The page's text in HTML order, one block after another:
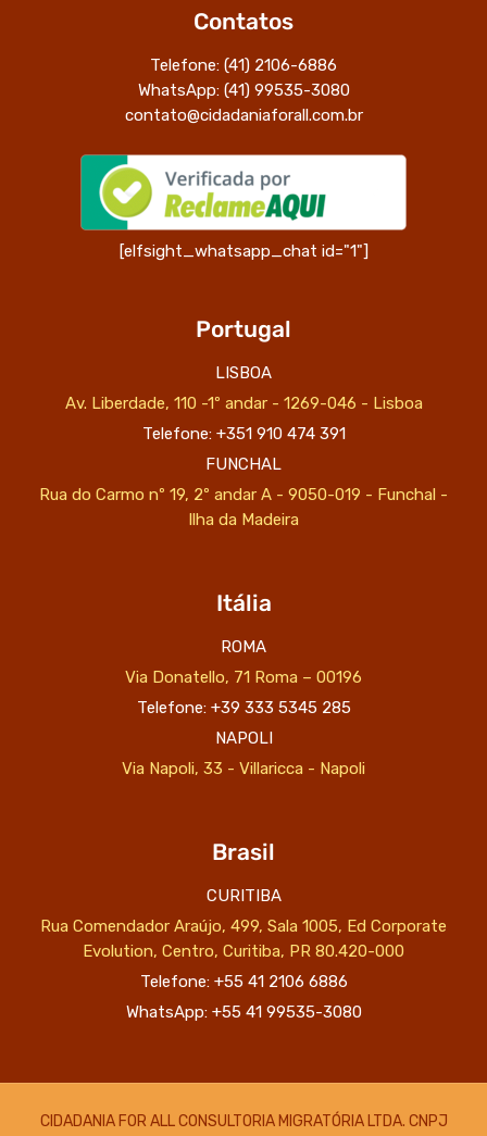
Contatos
Telefone: (41) 2106-6886
WhatsApp: (41) 99535-3080
contato@cidadaniaforall.com.br
[elfsight_whatsapp_chat id="1"]
Portugal
LISBOA
Av. Liberdade, 110 -1º andar - 1269-046 - Lisboa
Telefone: +351 910 474 391
FUNCHAL
Rua do Carmo nº 19, 2º andar A - 9050-019 - Funchal -
Ilha da Madeira
Itália
ROMA
Via Donatello, 71 Roma – 00196
Telefone: +39 333 5345 285
NAPOLI
Via Napoli, 33 - Villaricca - Napoli
Brasil
CURITIBA
Rua Comendador Araújo, 499, Sala 1005, Ed Corporate
Evolution, Centro, Curitiba, PR 80.420-000
Telefone: +55 41 2106 6886
WhatsApp: +55 41 99535-3080
CIDADANIA FOR ALL CONSULTORIA MIGRATÓRIA LTDA. CNPJ